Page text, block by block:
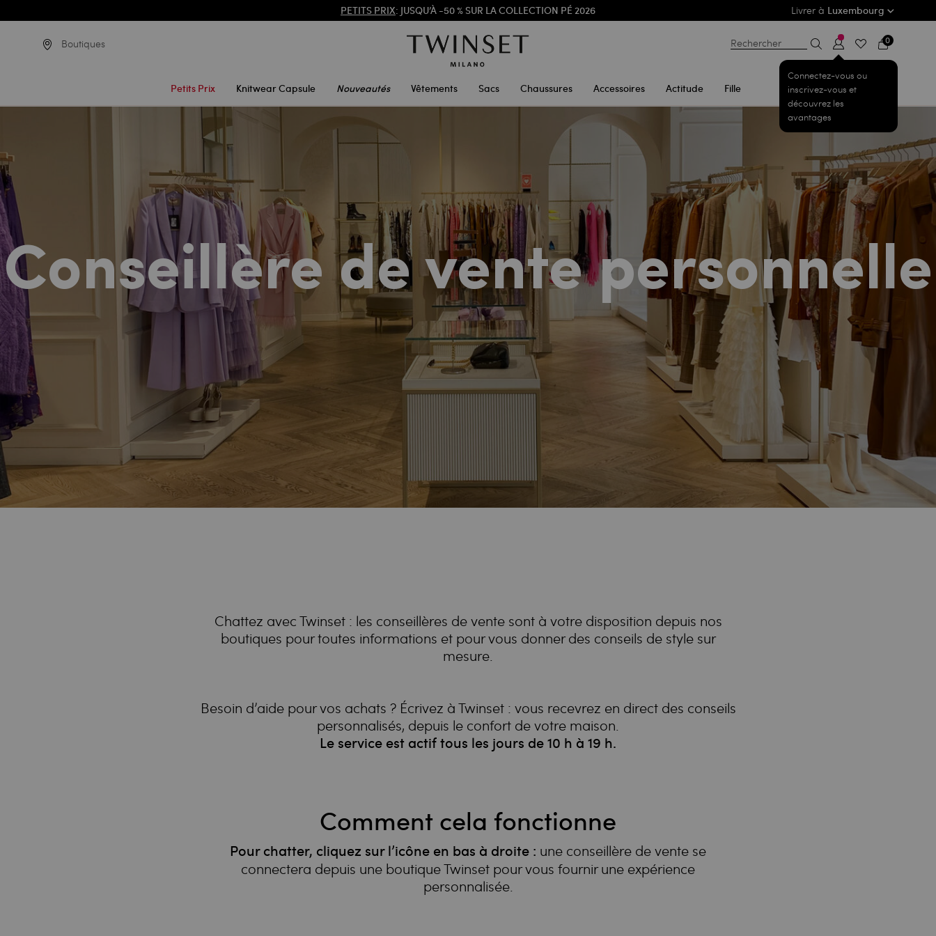
INSCRIVEZ-VOUSPOUR BÉNÉFICIER DE L’EXPÉDITION GRATUITE
Livrer à Luxembourg
Boutiques
Petits Prix Knitwear Capsule Nouveautés Vêtements Sacs Chaussures Accessoires Actitude Fille
Rechercher
Connectez-vous ou
inscrivez-vous et
découvrez les
avantages
0
Conseillère de vente personnelle
Chattez avec Twinset : les conseillères de vente sont à votre disposition depuis nos
boutiques pour toutes informations et pour vous donner des conseils de style sur
mesure.
Besoin d’aide pour vos achats ? Écrivez à Twinset : vous recevrez en direct des conseils
personnalisés, depuis le confort de votre maison.
Le service est actif tous les jours de 10 h à 19 h.
Comment cela fonctionne
Pour chatter, cliquez sur l’icône en bas à droite : une conseillère de vente se
connectera depuis une boutique Twinset pour vous fournir une expérience
personnalisée.